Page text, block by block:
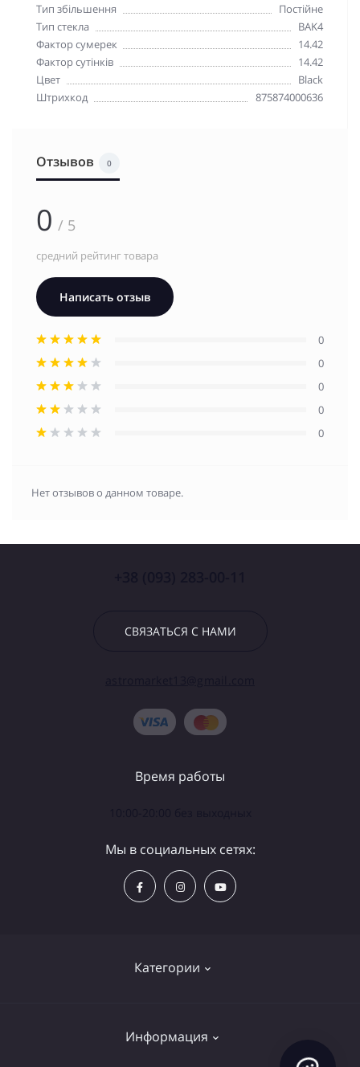
Тип збільшення
Постійне
Тип стекла
BAK4
Фактор сумерек
14.42
Фактор сутінків
14.42
Цвет
Black
Штрихкод
875874000636
Отзывов 0
0 / 5
средний рейтинг товара
Написать отзыв
0
0
0
0
0
Нет отзывов о данном товаре.
СВЯЗАТЬСЯ С НАМИ
Категории
Информация
Время работы
Мы в социальных сетях: